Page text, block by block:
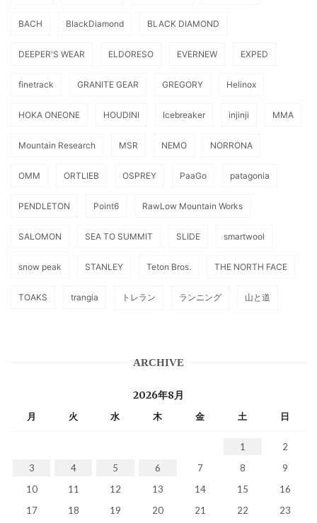
BACH BlackDiamond BLACK DIAMOND
DEEPER'S WEAR ELDORESO EVERNEW EXPED
finetrack GRANITE GEAR GREGORY Helinox
HOKA ONEONE HOUDINI Icebreaker injinji MMA
Mountain Research MSR NEMO NORRONA
OMM ORTLIEB OSPREY PaaGo patagonia
PENDLETON Point6 RawLow Mountain Works
SALOMON SEA TO SUMMIT SLIDE smartwool
snow peak STANLEY Teton Bros. THE NORTH FACE
TOAKS trangia トレラン ランニング 山と道
ARCHIVE
2026年8月
月 火 水 木 金 土 日
1
2
3
4 5 6 7 8
9
10
11 12 13 14 15
16
17
18 19 20 21 22 23